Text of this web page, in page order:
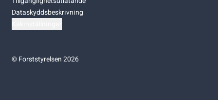
Dataskyddsbeskrivning
©Forststyrelsen 2026